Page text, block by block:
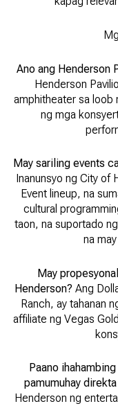
Ano ang Henderson
Henderson
amphitheater sa loob
ng mga
May sariling events
Inanunsyo ng City of
Event lineup, na
cultural
taon, na suportado
na
May
Henderson? Ang
Ranch, ay tahanan
affiliate ng Vegas
Paano
pamumuhay
Henderson ng